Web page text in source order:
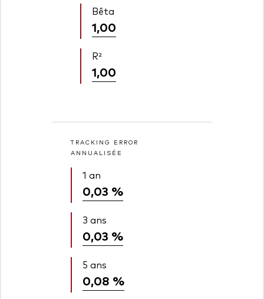
Bêta
1,00
R²
1,00
TRACKING ERROR
ANNUALISÉE
1 an
0,03 %
3 ans
0,03 %
5 ans
0,08 %